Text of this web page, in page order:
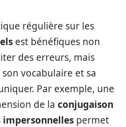
régulière sur les
est bénéfiques non
des erreurs, mais
vocabulaire et sa
Par exemple, une
de la conjugaison
impersonnelles permet